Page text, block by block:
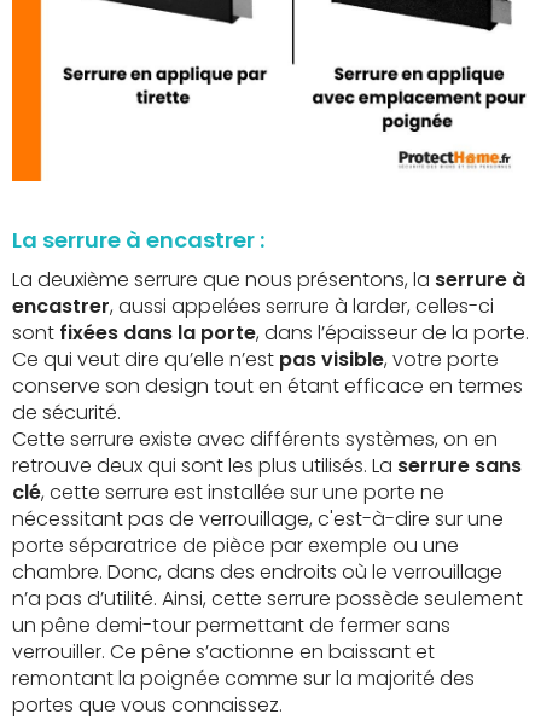
La serrure à encastrer :
La deuxième serrure que nous présentons, la serrure à
encastrer, aussi appelées serrure à larder, celles-ci
sont fixées dans la porte, dans l’épaisseur de la porte.
Ce qui veut dire qu’elle n’est pas visible, votre porte
conserve son design tout en étant efficace en termes
de sécurité.
Cette serrure existe avec différents systèmes, on en
retrouve deux qui sont les plus utilisés. La serrure sans
clé, cette serrure est installée sur une porte ne
nécessitant pas de verrouillage, c'est-à-dire sur une
porte séparatrice de pièce par exemple ou une
chambre. Donc, dans des endroits où le verrouillage
n’a pas d’utilité. Ainsi, cette serrure possède seulement
un pêne demi-tour permettant de fermer sans
verrouiller. Ce pêne s’actionne en baissant et
remontant la poignée comme sur la majorité des
portes que vous connaissez.